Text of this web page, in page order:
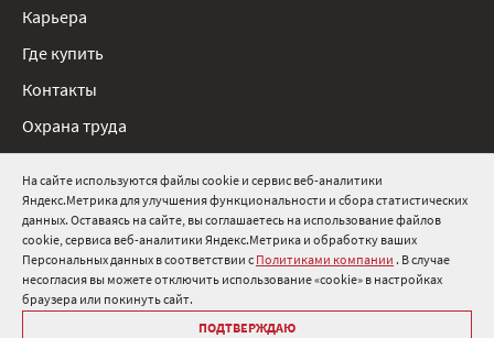
На сайте используются файлы cookie и сервис веб-аналитики
Яндекс.Метрика для улучшения функциональности и сбора статистических
данных. Оставаясь на сайте, вы соглашаетесь на использование файлов
cookie, сервиса веб-аналитики Яндекс.Метрика и обработку ваших
Персональных данных в соответствии с Политиками компании . В случае
несогласия вы можете отключить использование «cookie» в настройках
браузера или покинуть сайт.
ПОДТВЕРЖДАЮ
8 800 511 91 82
info@onduline.ru
Россия Беларусь Казахстан
Карьера
Где купить
Контакты
Охрана труда